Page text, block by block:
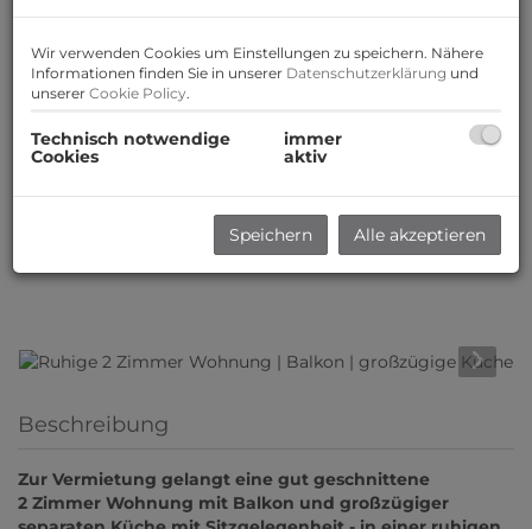
Beschreibung
Zur Vermietung gelangt eine gut geschnittene
2 Zimmer Wohnung mit Balkon und großzügiger
Wir verwenden Cookies um Einstellungen zu speichern. Nähere
Informationen finden Sie in unserer Datenschutzerklärung und
unserer Cookie Policy.
Technisch notwendige
Cookies
immer
aktiv
Speichern Alle akzeptieren